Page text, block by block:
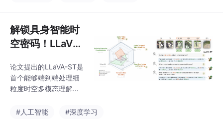
解锁具身智能时
空密码！LLaVA-
型的细粒度时空
理解
论文提出的LLaVA-ST是
首个能够端到端处理细
粒度时空多模态理解任
APE和STP模块，LLaV
#人工智能 #深度学习